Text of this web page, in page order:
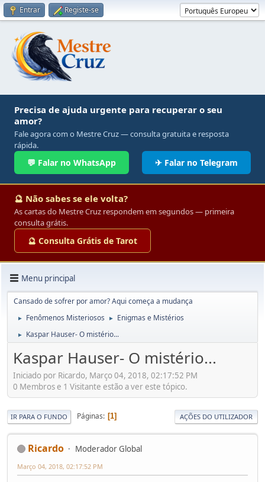
Entrar Registe-se
Precisa de ajuda urgente para recuperar o seu
amor?
Fale agora com o Mestre Cruz — consulta gratuita e resposta
rápida.
💬 Falar no WhatsApp ✈ Falar no Telegram
🔮 Não sabes se ele volta?
As cartas do Mestre Cruz respondem em segundos — primeira
consulta grátis.
🔮 Consulta Grátis de Tarot
Menu principal
Cansado de sofrer por amor? Aqui começa a mudança
► Fenômenos Misteriosos ► Enigmas e Mistérios
► Kaspar Hauser- O mistério...
Kaspar Hauser- O mistério...
Iniciado por Ricardo, Março 04, 2018, 02:17:52 PM
0 Membros e 1 Visitante estão a ver este tópico.
IR PARA O FUNDO Páginas 1 AÇÕES DO UTILIZADOR
Ricardo Moderador Global
Março 04, 2018, 02:17:52 PM